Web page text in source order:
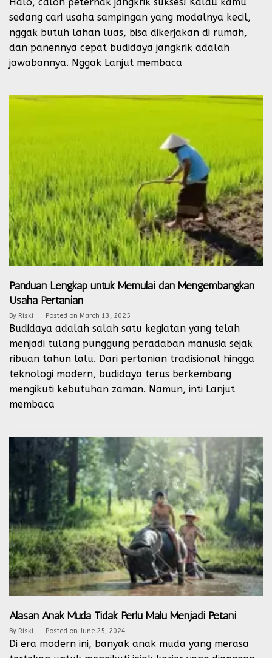
sedang cari usaha sampingan yang modalnya kecil,
nggak butuh lahan luas, bisa dikerjakan di rumah,
dan panennya cepat budidaya jangkrik adalah
jawabannya. Nggak Lanjut membaca
Panduan Lengkap untuk Memulai dan Mengembangkan
Usaha Pertanian
By Riski Posted on March 13, 2025
Budidaya adalah salah satu kegiatan yang telah
menjadi tulang punggung peradaban manusia sejak
ribuan tahun lalu. Dari pertanian tradisional hingga
teknologi modern, budidaya terus berkembang
mengikuti kebutuhan zaman. Namun, inti Lanjut
membaca
Alasan Anak Muda Tidak Perlu Malu Menjadi Petani
By Riski Posted on June 25, 2024
Di era modern ini, banyak anak muda yang merasa